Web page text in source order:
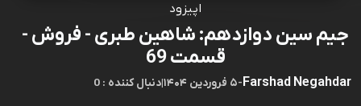
اپیزود
جیم سین دوازدهم: شاهین طبری - فروش -
قسمت 69
Farshad Negahdar
-۵ فروردین ۱۴۰۴ |0 : دنبال کننده